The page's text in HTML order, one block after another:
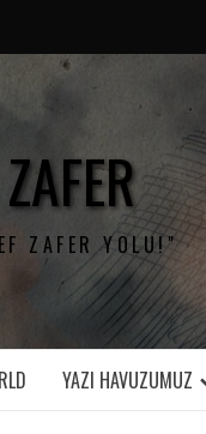
ZAFER YOLU!"
YAZI HAVUZUMUZ